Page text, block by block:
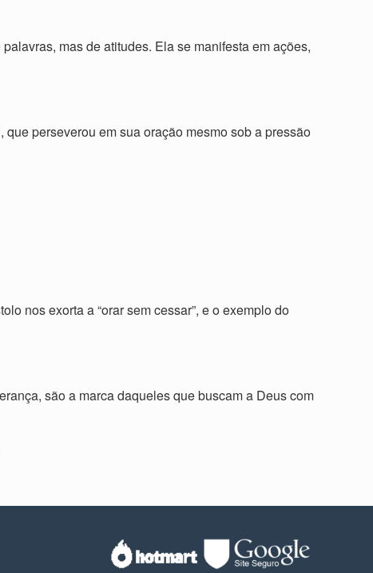
mas de atitudes. Ela se manifesta em ações,
perseverou em sua oração mesmo sob a pressão
nos exorta a “orar sem cessar”, e o exemplo do
são a marca daqueles que buscam a Deus com